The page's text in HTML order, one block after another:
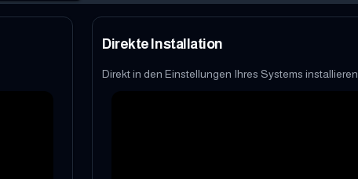
Direkte Installation
Direkt in den Einstellungen Ihres Systems installieren